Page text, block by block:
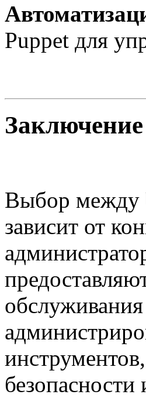
Puppet для
Заключение
Выбор между
зависит от
безопасности